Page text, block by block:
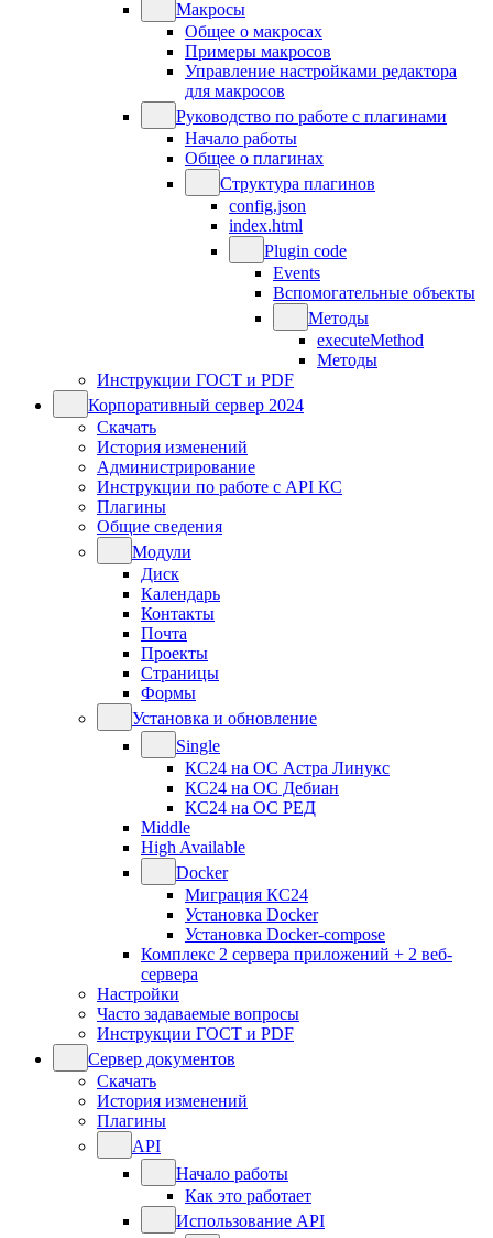
Макросы
Общее о макросах
Примеры макросов
Управление настройками редактора
для макросов
Руководство по работе с плагинами
Начало работы
Общее о плагинах
Структура плагинов
config.json
index.html
Plugin code
Events
Вспомогательные объекты
Методы
executeMethod
Методы
Инструкции ГОСТ и PDF
Корпоративный сервер 2024
Скачать
История изменений
Администрирование
Инструкции по работе с API КС
Плагины
Общие сведения
Модули
Диск
Календарь
Контакты
Почта
Проекты
Страницы
Формы
Установка и обновление
Single
КС24 на ОС Астра Линукс
КС24 на ОС Дебиан
КС24 на ОС РЕД
Middle
High Available
Docker
Миграция КС24
Установка Docker
Установка Docker-compose
Комплекс 2 сервера приложений + 2 веб-
сервера
Настройки
Часто задаваемые вопросы
Инструкции ГОСТ и PDF
Сервер документов
Скачать
История изменений
Плагины
API
Начало работы
Как это работает
Использование API